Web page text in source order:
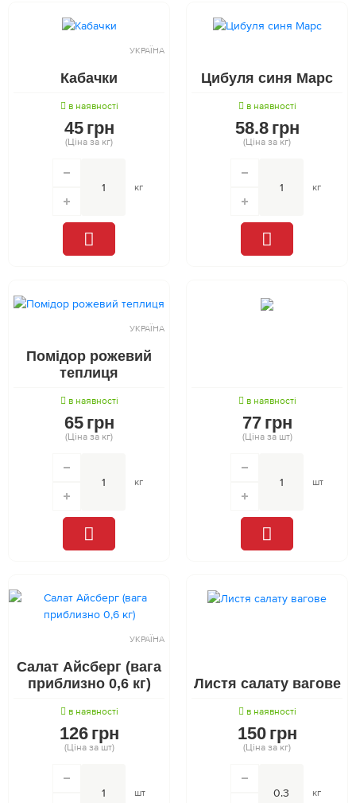
УКРАЇНА
Кабачки
в наявності
45 грн
(Ціна за кг)
кг
Цибуля синя Марс
в наявності
58.8 грн
(Ціна за кг)
кг
УКРАЇНА
Помідор рожевий
теплиця
в наявності
65 грн
(Ціна за кг)
кг
в наявності
77 грн
(Ціна за шт)
шт
УКРАЇНА
Салат Айсберг (вага
приблизно 0,6 кг)
в наявності
126 грн
(Ціна за шт)
шт
Листя салату вагове
в наявності
150 грн
(Ціна за кг)
кг